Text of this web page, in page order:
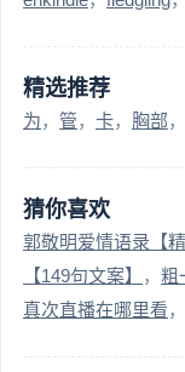
精选推荐
为 管 卡 胸部
猜你喜欢
郭敬明爱情语录【精
【149句文案】
粗
真次直播在哪里看